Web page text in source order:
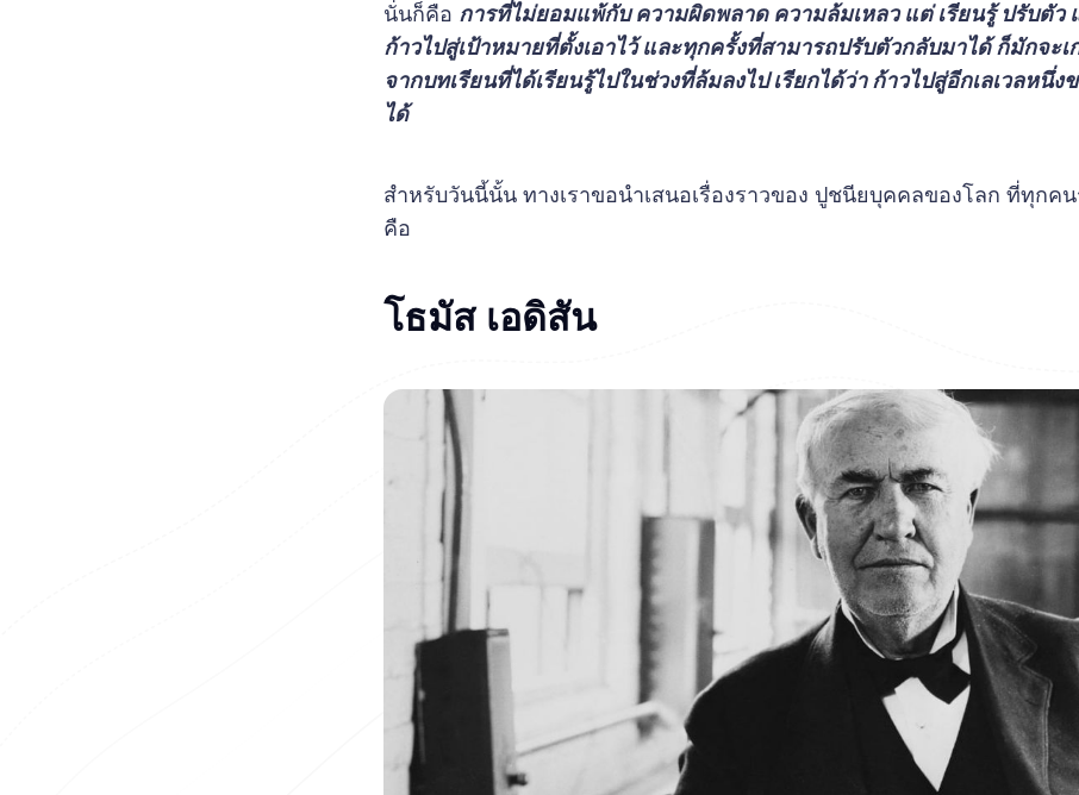
นั่นก็คือ การที่ไม่ยอมแพ้กับ ความผิดพลาด ความล้มเหลว แต่ เรียนรู้ ปรับตัว
ก้าวไปสู่เป้าหมายที่ตั้งเอาไว้ และทุกครั้งที่สามารถปรับตัวกลับมาได้ ก็มักจะเ
จากบทเรียนที่ได้เรียนรู้ไปในช่วงที่ล้มลงไป เรียกได้ว่า ก้าวไปสู่อีกเลเวลหนึ่ง
ได้
สำหรับวันนี้นั้น ทางเราขอนำเสนอเรื่องราวของ ปูชนียบุคคลของโลก ที่ทุกค
คือ
โธมัส เอดิสัน